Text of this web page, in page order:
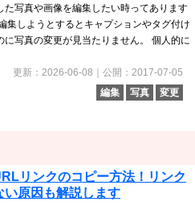
た写真や画像を編集したい時ってあります
集しようとするとキャプションやタグ付け
に写真の変更が見当たりません。 個人的に
更新：2026-06-08｜公開：2017-07-05
編集
写真 変更
リンクのコピー方法！リンク
い原因も解説します